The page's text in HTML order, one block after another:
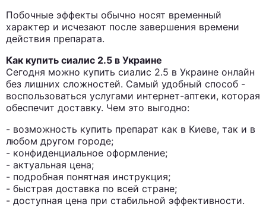
Побочные эффекты обычно носят временный
характер и исчезают после завершения времени
действия препарата.
Как купить сиалис 2.5 в Украине
Сегодня можно купить сиалис 2.5 в Украине онлайн
без лишних сложностей. Самый удобный способ -
воспользоваться услугами интернет-аптеки, которая
обеспечит доставку. Чем это выгодно:
- возможность купить препарат как в Киеве, так и в
любом другом городе;
- конфиденциальное оформление;
- актуальная цена;
- подробная понятная инструкция;
- быстрая доставка по всей стране;
- доступная цена при стабильной эффективности.